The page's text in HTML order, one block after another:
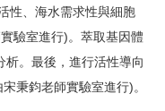
性、海水需求性與細胞
驗室進行)。萃取基因體
析。最後，進行活性導向
秉鈞老師實驗室進行)。